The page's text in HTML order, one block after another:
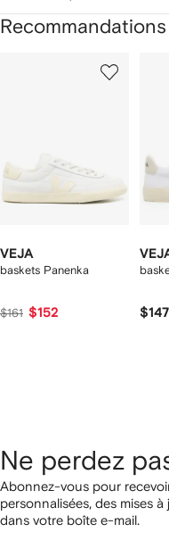
Recommandations
VEJA
baskets Panenka
$161 $152 $147
Ne perdez
Abonnez-vous pour
personnalisées, des mises
dans votre boîte e-mail.